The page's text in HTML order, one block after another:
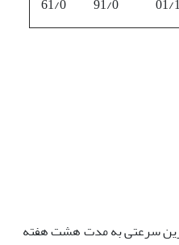
سرعتی به مدت هشت هفته